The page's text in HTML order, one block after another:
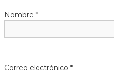
Nombre *
Correo electrónico *